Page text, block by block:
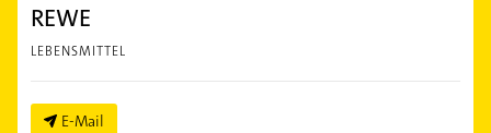
REWE
LEBENSMITTEL
E-Mail